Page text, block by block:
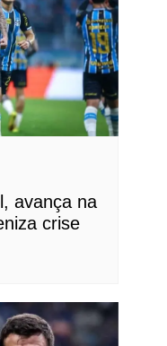
avança na
crise